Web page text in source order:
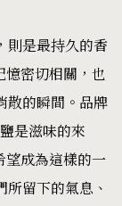
則是最持久的香
憶密切相關，也
散的瞬間。品牌
是滋味的來
望成為這樣的一
留下的氣息、